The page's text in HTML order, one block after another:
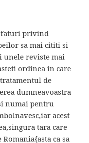
privind
sa mai cititi si
unele reviste mai
ordinea in care
de
dumneavoastra
numai pentru
acest
tara care
ca sa